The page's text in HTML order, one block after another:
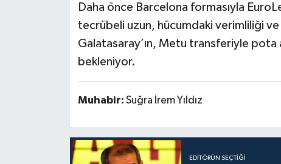
Daha önce Barcelona formasıyla
tecrübeli uzun, hücumdaki verimliliği ve
Galatasaray’ın, Metu transferiyle pota
bekleniyor.
Muhabir: Suğra İrem Yıldız
EDITÖRÜN SEÇTIĞI